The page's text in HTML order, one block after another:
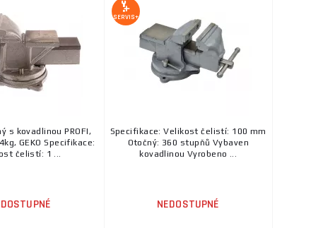
s kovadlinou PROFI,
GEKO Specifikace:
čelistí: 1 ...
SERVIS+
Specifikace: Velikost čelistí: 100 mm
Otočný: 360 stupňů Vybaven
kovadlinou Vyrobeno ...
NEDOSTUPNÉ